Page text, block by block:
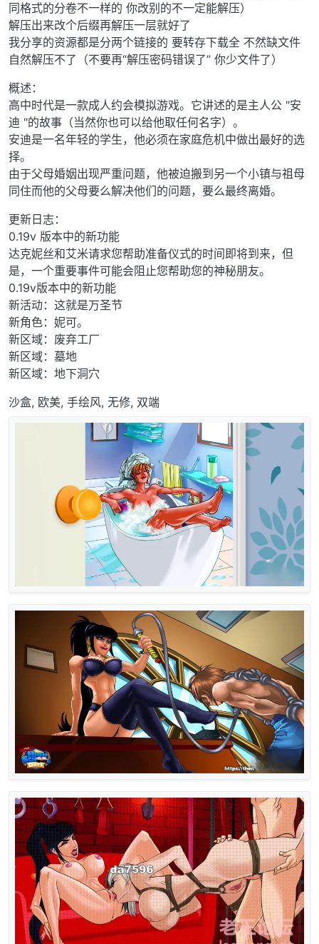
同格式的分卷不一样的 你改别的不一定能解压）
解压出来改个后缀再解压一层就好了
我分享的资源都是分两个链接的 要转存下载全 不然缺文件
自然解压不了（不要再“解压密码错误了” 你少文件了）
概述：
高中时代是一款成人约会模拟游戏。它讲述的是主人公 "安
迪 "的故事（当然你也可以给他取任何名字）。
安迪是一名年轻的学生，他必须在家庭危机中做出最好的选
择。
由于父母婚姻出现严重问题，他被迫搬到另一个小镇与祖母
同住而他的父母要么解决他们的问题，要么最终离婚。
更新日志：
0.19v 版本中的新功能
达克妮丝和艾米请求您帮助准备仪式的时间即将到来，但
是，一个重要事件可能会阻止您帮助您的神秘朋友。
0.19v版本中的新功能
新活动：这就是万圣节
新角色：妮可。
新区域：废弃工厂
新区域：墓地
新区域：地下洞穴
沙盒, 欧美, 手绘风, 无修, 双端